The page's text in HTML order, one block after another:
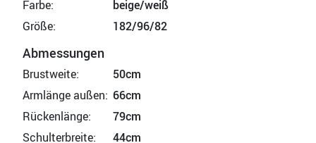
Farbe:
beige/weiß
Größe:
182/96/82
Abmessungen
Brustweite:
50cm
Armlänge außen: 66cm
Rückenlänge:
79cm
Schulterbreite:
44cm